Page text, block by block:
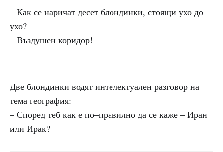
– Как се наричат десет блондинки, стоящи ухо до
ухо?
– Въздушен коридор!
Две блондинки водят интелектуален разговор на
тема география:
– Според теб как е по–правилно да се каже – Иран
или Ирак?